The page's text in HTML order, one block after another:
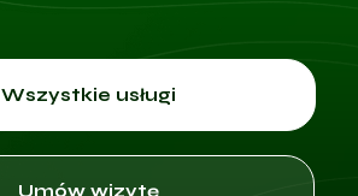
Wszystkie usługi
Umów wizytę